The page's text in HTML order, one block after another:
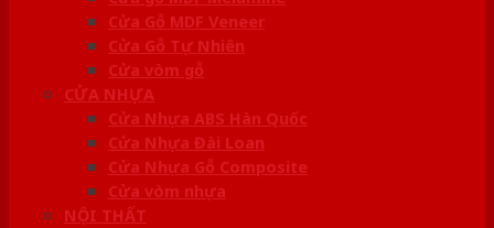
Cửa Gỗ MDF Veneer
Cửa Gỗ Tự Nhiên
Cửa vòm gỗ
CỬA NHỰA
Cửa Nhựa ABS Hàn Quốc
Cửa Nhựa Đài Loan
Cửa Nhựa Gỗ Composite
Cửa vòm nhựa
NỘI THẤT